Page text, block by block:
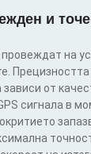
и
на
Прецизността
зависи от
сигнала в